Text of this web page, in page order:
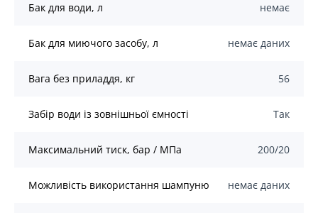
Бак для води, л немає
Бак для миючого засобу, л немає даних
Вага без приладдя, кг 56
Забір води із зовнішньої ємності Так
Максимальний тиск, бар / MПа 200/20
Можливість використання шампуню немає даних